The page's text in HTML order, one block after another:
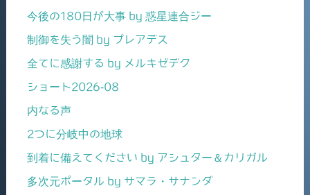
今後の180日が大事 by 惑星連合ジー
制御を失う闇 by プレアデス
全てに感謝する by メルキゼデク
ショート2026-08
内なる声
2つに分岐中の地球
到着に備えてください by アシュター＆カリガル
多次元ポータル by サマラ・サナンダ